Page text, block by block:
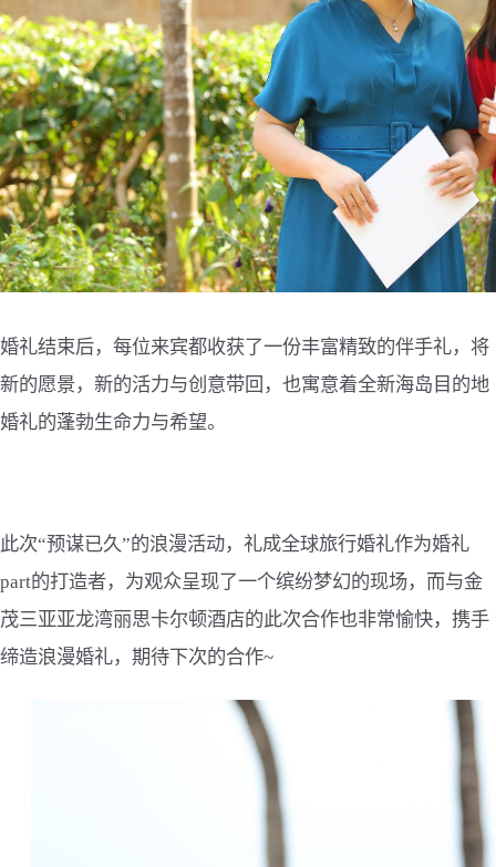
婚礼结束后，每位来宾都收获了一份丰富精致的伴手礼，将
新的愿景，新的活力与创意带回，也寓意着全新海岛目的地
婚礼的蓬勃生命力与希望。
此次“预谋已久”的浪漫活动，礼成全球旅行婚礼作为婚礼
part的打造者，为观众呈现了一个缤纷梦幻的现场，而与金
茂三亚亚龙湾丽思卡尔顿酒店的此次合作也非常愉快，携手
缔造浪漫婚礼，期待下次的合作~